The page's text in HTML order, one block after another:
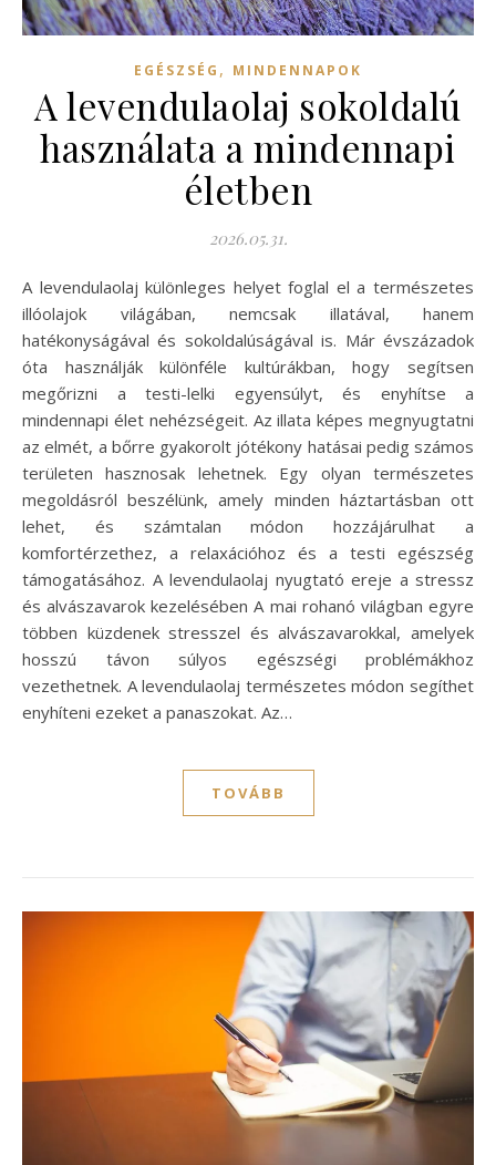
EGÉSZSÉG , MINDENNAPOK
A levendulaolaj sokoldalú
használata a mindennapi
életben
2026.05.31.
A levendulaolaj különleges helyet foglal el a természetes
illóolajok világában, nemcsak illatával, hanem
hatékonyságával és sokoldalúságával is. Már évszázadok
óta használják különféle kultúrákban, hogy segítsen
megőrizni a testi-lelki egyensúlyt, és enyhítse a
mindennapi élet nehézségeit. Az illata képes megnyugtatni
az elmét, a bőrre gyakorolt jótékony hatásai pedig számos
területen hasznosak lehetnek. Egy olyan természetes
megoldásról beszélünk, amely minden háztartásban ott
lehet, és számtalan módon hozzájárulhat a
komfortérzethez, a relaxációhoz és a testi egészség
támogatásához. A levendulaolaj nyugtató ereje a stressz
és alvászavarok kezelésében A mai rohanó világban egyre
többen küzdenek stresszel és alvászavarokkal, amelyek
hosszú távon súlyos egészségi problémákhoz
vezethetnek. A levendulaolaj természetes módon segíthet
enyhíteni ezeket a panaszokat. Az…
TOVÁBB